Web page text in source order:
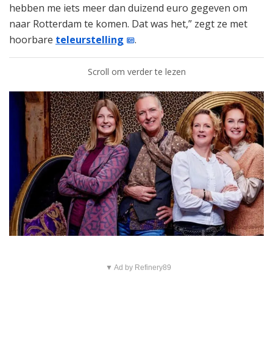
hebben me iets meer dan duizend euro gegeven om
naar Rotterdam te komen. Dat was het,” zegt ze met
hoorbare teleurstelling .
Scroll om verder te lezen
▼ Ad by Refinery89